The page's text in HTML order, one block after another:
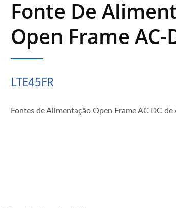
Fonte De
Open Frame AC-
LTE45FR
Fontes de Alimentação Open Frame AC DC